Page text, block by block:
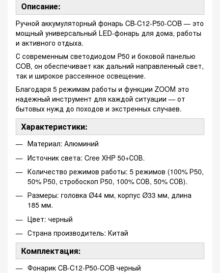
Описание:
Ручной аккумуляторный фонарь CB-C12-P50-COB — это
мощный универсальный LED-фонарь для дома, работы
и активного отдыха.
С современным светодиодом P50 и боковой панелью
COB, он обеспечивает как дальний направленный свет,
так и широкое рассеянное освещение.
Благодаря 5 режимам работы и функции ZOOM это
надежный инструмент для каждой ситуации — от
бытовых нужд до походов и экстренных случаев.
Характеристики:
Материал: Алюминий
Источник света: Cree XHP 50+СОВ.
Количество режимов работы: 5 режимов (100% Р50,
50% Р50, стробоскоп Р50, 100% СОВ, 50% СОВ).
Размеры: головка Ø44 мм, корпус Ø33 мм, длина
185 мм.
Цвет: черный
Страна производитель: Китай
Комплектация:
Фонарик CB-C12-P50-COB черный